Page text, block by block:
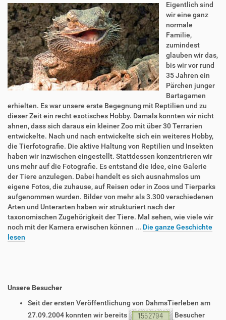
Eigentlich sind
wir eine ganz
normale
Familie,
zumindest
glauben wir das,
bis wir vor rund
35 Jahren ein
Pärchen junger
Bartagamen
erhielten. Es war unsere erste Begegnung mit Reptilien und zu
dieser Zeit ein recht exotisches Hobby. Damals konnten wir nicht
ahnen, dass sich daraus ein kleiner Zoo mit über 30 Terrarien
entwickelte. Nach und nach entwickelte sich ein weiteres Hobby,
die Tierfotografie. Die aktive Haltung von Reptilien und Insekten
haben wir inzwischen eingestellt. Stattdessen konzentrieren wir
uns mehr auf die Fotografie. Es entstand die Idee, eine Galerie
der Tiere anzulegen. Dabei handelt es sich ausnahmslos um
eigene Fotos, die zuhause, auf Reisen oder in Zoos und Tierparks
aufgenommen wurden. Bilder von mehr als 3.300 verschiedenen
Arten und Unterarten haben wir strukturiert nach der
taxonomischen Zugehörigkeit der Tiere. Mal sehen, wie viele wir
noch mit der Kamera erwischen können ... Die ganze Geschichte
lesen
Unsere Besucher
Seit der ersten Veröffentlichung von DahmsTierleben am
27.09.2004 konnten wir bereits
Besucher